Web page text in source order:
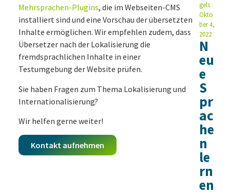
Mehrsprachen-Plugins, die im Webseiten-CMS
installiert sind und eine Vorschau der übersetzten
Inhalte ermöglichen. Wir empfehlen zudem, dass
Übersetzer nach der Lokalisierung die
fremdsprachlichen Inhalte in einer
Testumgebung der Website prüfen.
Sie haben Fragen zum Thema Lokalisierung und
Internationalisierung?
Wir helfen gerne weiter!
Kontakt aufnehmen
gels
Okto
ber 4,
2022
N
eu
e
S
pr
ac
he
n
le
rn
en